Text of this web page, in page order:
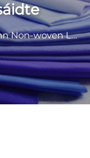
woven Leighis